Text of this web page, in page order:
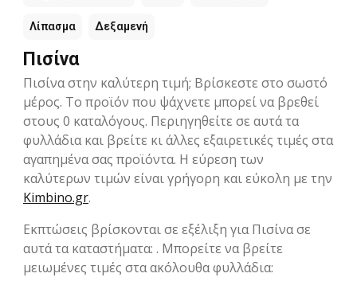
Λίπασμα Δεξαμενή
Πισίνα
Πισίνα στην καλύτερη τιμή; Βρίσκεστε στο σωστό
μέρος. Το προϊόν που ψάχνετε μπορεί να βρεθεί
στους 0 καταλόγους. Περιηγηθείτε σε αυτά τα
φυλλάδια και βρείτε κι άλλες εξαιρετικές τιμές στα
αγαπημένα σας προϊόντα. Η εύρεση των
καλύτερων τιμών είναι γρήγορη και εύκολη με την
Kimbino.gr.
Εκπτώσεις βρίσκονται σε εξέλιξη για Πισίνα σε
αυτά τα καταστήματα: . Μπορείτε να βρείτε
μειωμένες τιμές στα ακόλουθα φυλλάδια: